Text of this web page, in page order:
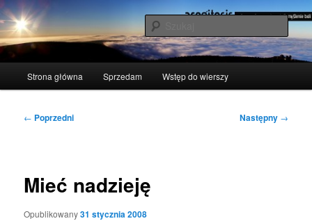
Przeskocz
do
tekstu
acogitosis
polscy naukowcy udowodnili: myślenie boli
Strona główna Sprzedam Wstęp do wierszy
Nawigacja
← Poprzedni Następny →
Mieć nadzieję
Opublikowany31 stycznia 2008